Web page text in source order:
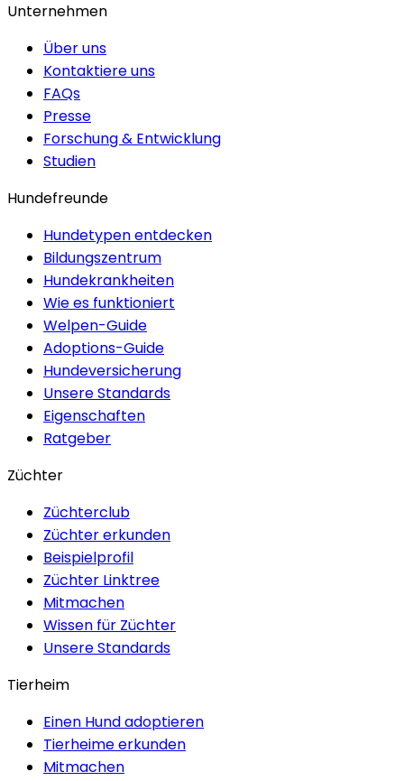
Unternehmen
Über uns
Kontaktiere uns
FAQs
Presse
Forschung & Entwicklung
Studien
Hundefreunde
Hundetypen entdecken
Bildungszentrum
Hundekrankheiten
Wie es funktioniert
Welpen-Guide
Adoptions-Guide
Hundeversicherung
Unsere Standards
Eigenschaften
Ratgeber
Züchter
Züchterclub
Züchter erkunden
Beispielprofil
Züchter Linktree
Mitmachen
Wissen für Züchter
Unsere Standards
Tierheim
Einen Hund adoptieren
Tierheime erkunden
Mitmachen